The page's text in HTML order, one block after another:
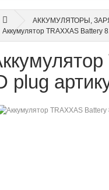
АККУМУЛЯТОРЫ,
Аккумулятор TRAXXAS Battery
plug